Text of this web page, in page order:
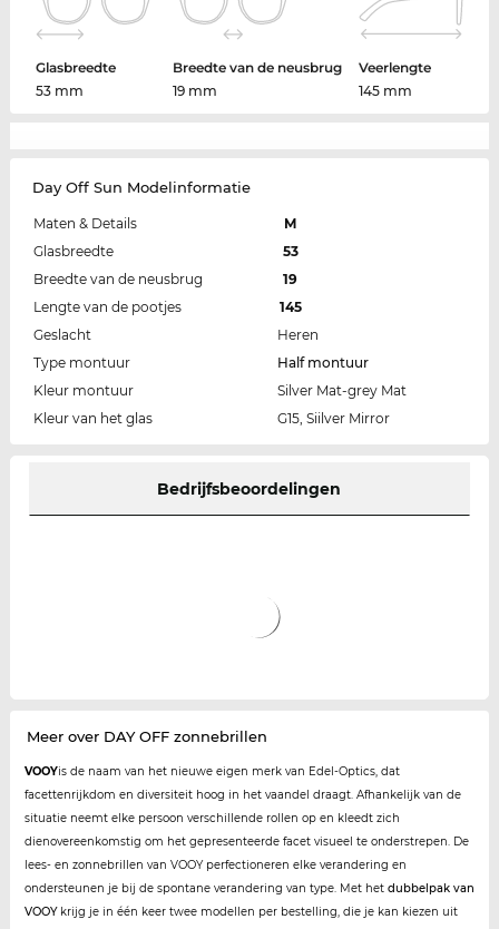
Glasbreedte
53 mm
Breedte van de neusbrug
19 mm
Veerlengte
145 mm
Day Off Sun Modelinformatie
Maten & Details
M
Glasbreedte
53
Breedte van de neusbrug
19
Lengte van de pootjes
145
Geslacht
Heren
Type montuur
Half montuur
Kleur montuur
Silver Mat-grey Mat
Kleur van het glas
G15, Siilver Mirror
Bedrijfsbeoordelingen
Meer over DAY OFF zonnebrillen
VOOYis de naam van het nieuwe eigen merk van Edel-Optics, dat
facettenrijkdom en diversiteit hoog in het vaandel draagt. Afhankelijk van de
situatie neemt elke persoon verschillende rollen op en kleedt zich
dienovereenkomstig om het gepresenteerde facet visueel te onderstrepen. De
lees- en zonnebrillen van VOOY perfectioneren elke verandering en
ondersteunen je bij de spontane verandering van type. Met het dubbelpak van
VOOYkrijg je in één keer twee modellen per bestelling, die je kan kiezen uit